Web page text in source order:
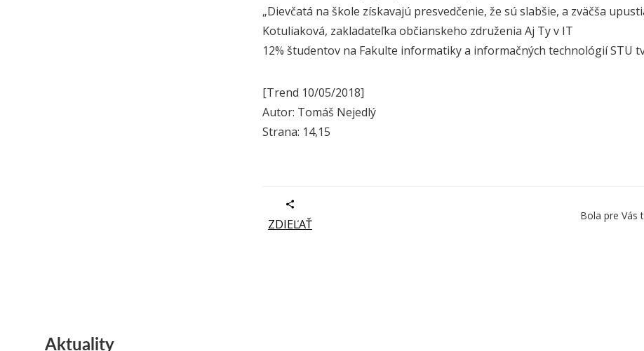
„Dievčatá na škole získavajú presvedčenie, že sú slabšie, a zväčša
Kotuliaková, zakladateľka občianskeho združenia Aj Ty v IT
12% študentov na Fakulte informatiky a informačných technológií STU
[Trend 10/05/2018]
Autor: Tomáš Nejedlý
Strana: 14,15
ZDIEĽAŤ
Bola pre Vás
Aktuality